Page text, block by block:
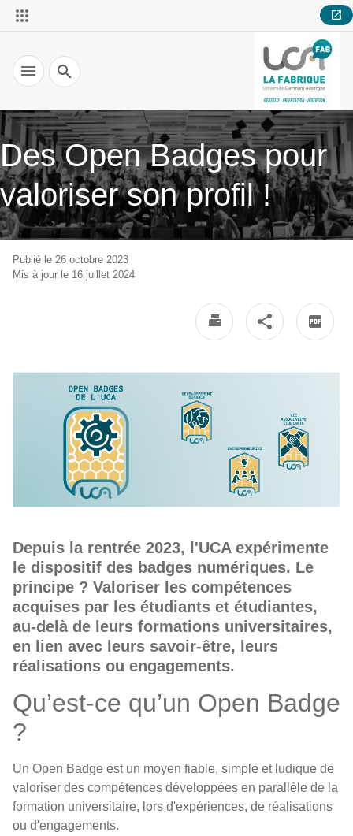
Recherche
Des Open Badges pour
valoriser son profil !
Publié le 26 octobre 2023
Mis à jour le 16 juillet 2024
Depuis la rentrée 2023, l'UCA expérimente
le dispositif des badges numériques. Le
principe ? Valoriser les compétences
acquises par les étudiants et étudiantes,
au-delà de leurs formations universitaires,
en lien avec leurs savoir-être, leurs
réalisations ou engagements.
Qu’est-ce qu’un Open Badge
?
Un Open Badge est un moyen fiable, simple et ludique de
valoriser des compétences développées en parallèle de la
formation universitaire, lors d'expériences, de réalisations
ou d'engagements.